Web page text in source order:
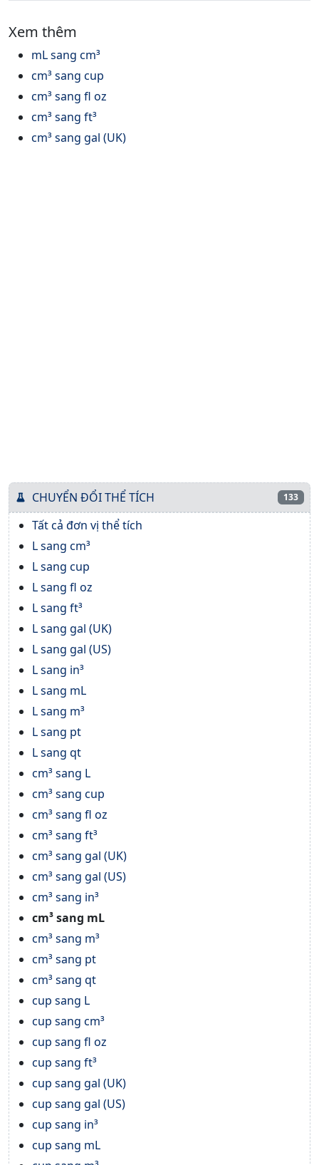
Xem thêm
mL sang cm³
cm³ sang cup
cm³ sang fl oz
cm³ sang ft³
cm³ sang gal (UK)
CHUYỂN ĐỔI THỂ TÍCH 133
Tất cả đơn vị thể tích
L sang cm³
L sang cup
L sang fl oz
L sang ft³
L sang gal (UK)
L sang gal (US)
L sang in³
L sang mL
L sang m³
L sang pt
L sang qt
cm³ sang L
cm³ sang cup
cm³ sang fl oz
cm³ sang ft³
cm³ sang gal (UK)
cm³ sang gal (US)
cm³ sang in³
cm³ sang mL
cm³ sang m³
cm³ sang pt
cm³ sang qt
cup sang L
cup sang cm³
cup sang fl oz
cup sang ft³
cup sang gal (UK)
cup sang gal (US)
cup sang in³
cup sang mL